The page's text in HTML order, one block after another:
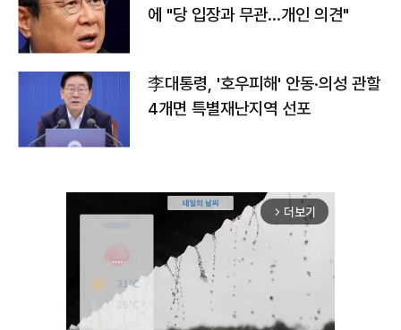
에 "당 입장과 무관…개인 의견"
李대통령, '호우피해' 안동·의성 관할
4개면 특별재난지역 선포
arrow_forward_ios 더보기